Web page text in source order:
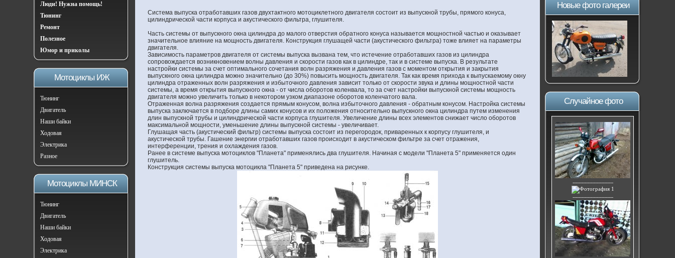
Люди! Нужна помощь!
Тюнинг
Ремонт
Полезное
Юмор и приколы
Мотоциклы ИЖ
Тюнинг
Двигатель
Наши байки
Ходовая
Электрика
Разное
Мотоциклы МИНСК
Тюнинг
Двигатель
Наши байки
Ходовая
Электрика
Система выпуска отработавших газов двухтактного мотоциклетного двигателя состоит из выпускной трубы, прямого конуса,
цилиндрической части корпуса и акустического фильтра, глушителя.
Часть системы от выпускного окна цилиндра до малого отверстия обратного конуса называется мощностной частью и оказывает
значительное влияние на мощность двигателя. Конструкция глушащей части (акустического фильтра) тоже влияет на параметры
двигателя.
Зависимость параметров двигателя от системы выпуска вызвана тем, что истечение отработавших газов из цилиндра
сопровождается возникновением волны давления и скорости газов как в цилиндре, так и в системе выпуска. В результате
настройки системы за счет оптимального сочетания волн разряжения и давления газов с моментом открытия и закрытия
выпускного окна цилиндра можно значительно (до 30%) повысить мощность двигателя. Так как время прихода к выпускаемому окну
цилиндра отраженных волн разряжения и избыточного давления зависит только от скорости звука и длины мощностной части
системы, а время открытия выпускного окна - от числа оборотов коленвала, то за счет настройки выпускной системы мощность
двигателя можно увеличить только в некотором узком диапазоне оборотов коленчатого вала.
Отраженная волна разряжения создается прямым конусом, волна избыточного давления - обратным конусом. Настройка системы
выпуска заключается в подборе длины самих конусов и их положения относительно выпускного окна цилиндра путем изменения
длин выпускной трубы и цилиндрической части корпуса глушителя. Увеличение длины всех элементов снижает число оборотов
максимальной мощности, уменьшение длины выпускной системы - увеличивает.
Глушащая часть (акустический фильтр) системы выпуска состоит из перегородок, приваренных к корпусу глушителя, и
акустической трубы. Гашение энергии отработавших газов происходит в акустическом фильтре за счет отражения,
интерференции, трения и охлаждения газов.
Ранее в системе выпуска мотоциклов "Планета" применялись два глушителя. Начиная с модели "Планета 5" применяется один
глушитель.
Конструкция системы выпуска мотоцикла "Планета 5" приведена на рисунке.
Новые фото галереи
Случайное фото
---------------------------
---------------------------